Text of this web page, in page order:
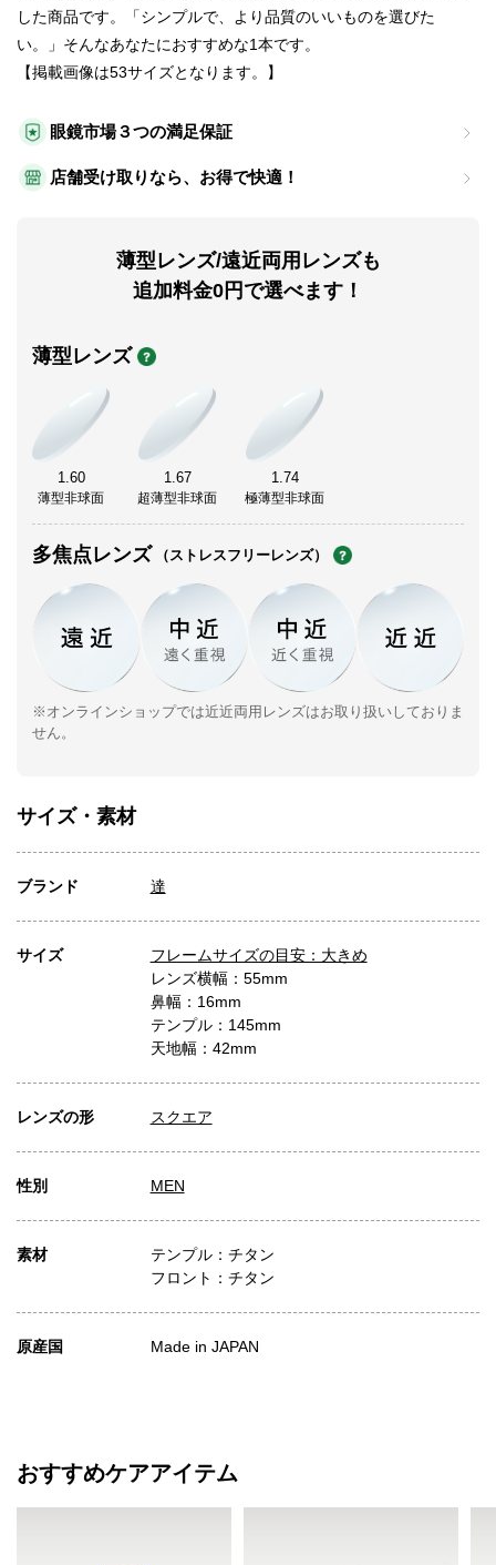
眼鏡市場３つの満足保証
店舗受け取りなら、お得で快適！
薄型レンズ/遠近両用レンズも
追加料金0円で選べます！
薄型レンズ
1.60
薄型非球面
1.67
超薄型非球面
1.74
極薄型非球面
多焦点レンズ （ストレスフリーレンズ）
※オンラインショップでは近近両用レンズはお取り扱いしておりま
せん。
した商品です。「シンプルで、より品質のいいものを選びた
い。」そんなあなたにおすすめな1本です。
【掲載画像は53サイズとなります。】
サイズ・素材
ブランド 達
サイズ
フレームサイズの目安：大きめ
レンズ横幅：55mm
鼻幅：16mm
テンプル：145mm
天地幅：42mm
レンズの形 スクエア
性別 MEN
素材
テンプル：チタン
フロント：チタン
原産国 Made in JAPAN
おすすめケアアイテム